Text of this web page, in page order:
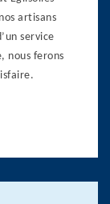
artisans
service
nous ferons